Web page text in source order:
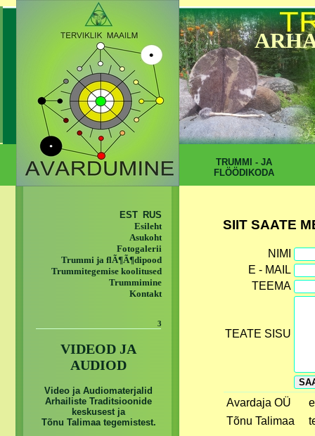
SIIT SAATE
NIMI
E - MAIL
TEEMA
TEATE SISU
Avardaja OÜ
Tõnu Talimaa
EST RUS
Esileht
Asukoht
Fotogalerii
Trummi ja flÃ¶Ã¶dipood
Trummitegemise koolitused
Trummimine
Kontakt
3
VIDEOD JA
AUDIOD
Video ja Audiomaterjalid
Arhailiste Traditsioonide
keskusest ja
Tõnu Talimaa tegemistest.
TRUMMI - JA
FLÖÖDIKODA